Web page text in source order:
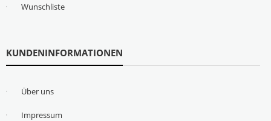
Wunschliste
KUNDENINFORMATIONEN
Über uns
Impressum